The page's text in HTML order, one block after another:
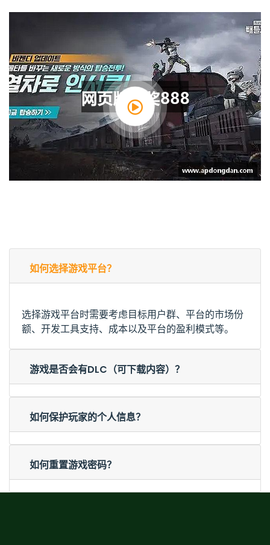
如何选择游戏平台？
选择游戏平台时需要考虑目标用户群、平台的市场份
额、开发工具支持、成本以及平台的盈利模式等。
游戏是否会有DLC（可下载内容）？
如何保护玩家的个人信息？
如何重置游戏密码？